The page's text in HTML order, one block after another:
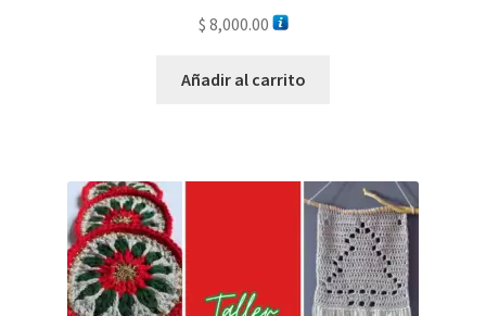
$ 8,000.00
Añadir al carrito